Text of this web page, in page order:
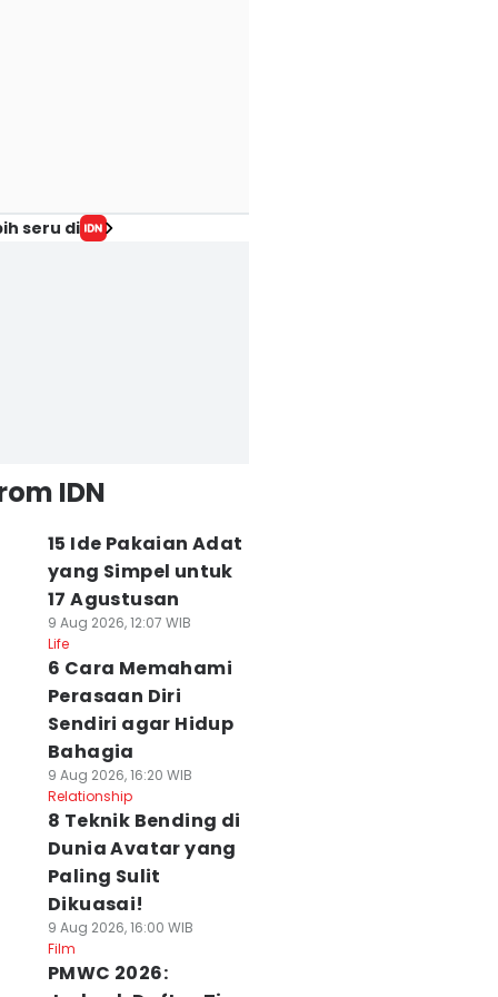
seru di
IDN
15 Ide Pakaian Adat
yang Simpel untuk
17 Agustusan
9 Aug 2026, 12:07 WIB
Life
6 Cara Memahami
Perasaan Diri
Sendiri agar Hidup
Bahagia
9 Aug 2026, 16:20 WIB
Relationship
8 Teknik Bending di
Dunia Avatar yang
Paling Sulit
Dikuasai!
9 Aug 2026, 16:00 WIB
Film
PMWC 2026: